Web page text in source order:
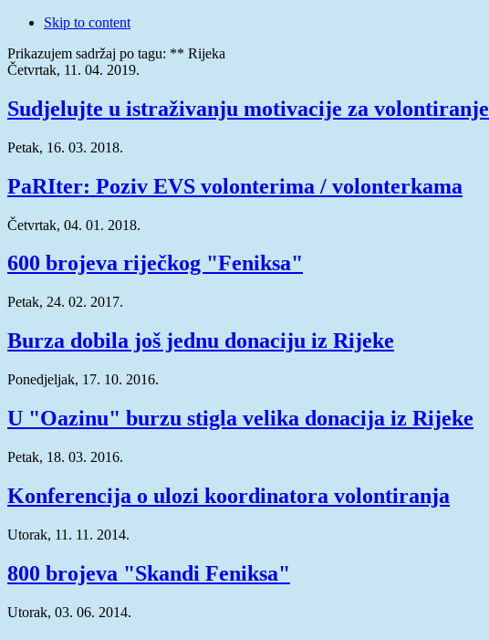
Skip to content
Prikazujem sadržaj po tagu: ** Rijeka
Četvrtak, 11. 04. 2019.
Sudjelujte u istraživanju motivacije za volontiranje
Petak, 16. 03. 2018.
PaRIter: Poziv EVS volonterima / volonterkama
Četvrtak, 04. 01. 2018.
600 brojeva riječkog "Feniksa"
Petak, 24. 02. 2017.
Burza dobila još jednu donaciju iz Rijeke
Ponedjeljak, 17. 10. 2016.
U "Oazinu" burzu stigla velika donacija iz Rijeke
Petak, 18. 03. 2016.
Konferencija o ulozi koordinatora volontiranja
Utorak, 11. 11. 2014.
800 brojeva "Skandi Feniksa"
Utorak, 03. 06. 2014.